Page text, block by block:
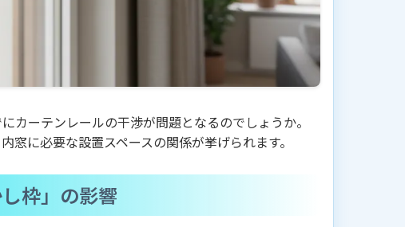
カーテンレールの干渉が問題となるのでしょうか。
窓に必要な設置スペースの関係が挙げられます。
枠」の影響